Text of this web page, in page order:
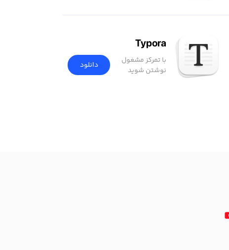
Typora
با تمرکز مشغول
نوشتن شوید
دانلود